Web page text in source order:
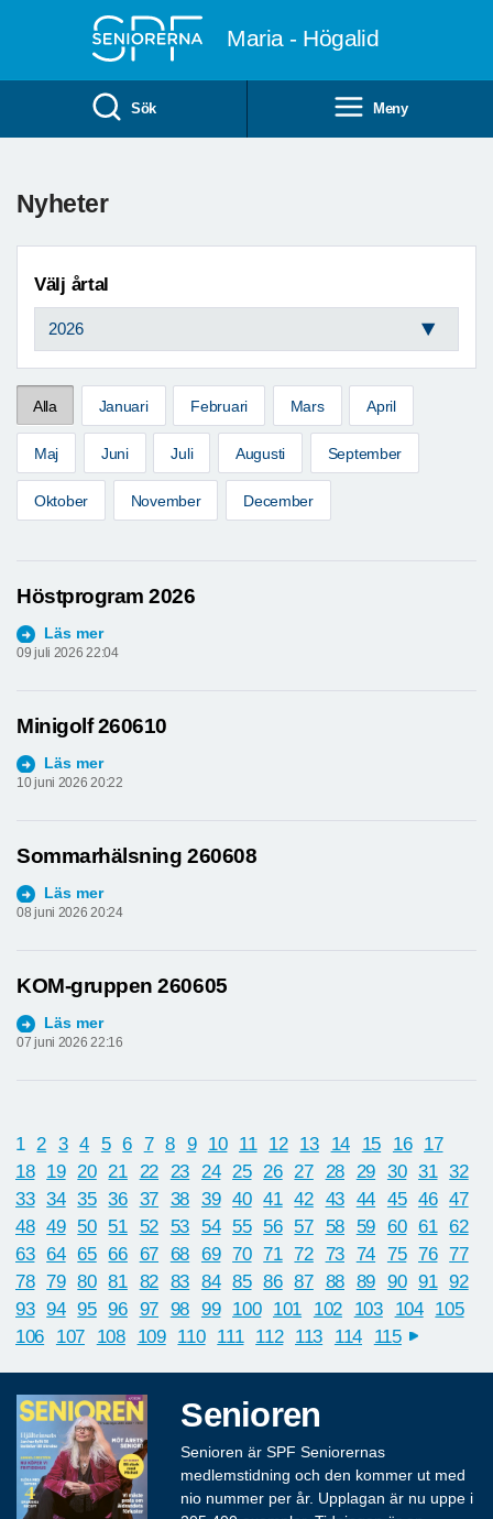
Maria - Högalid
Sök Meny
Nyheter
Välj årtal
Alla Januari Februari Mars April
Maj Juni Juli Augusti September
Oktober November December
Höstprogram 2026
Läs mer
09 juli 2026 22:04
Minigolf 260610
Läs mer
10 juni 2026 20:22
Sommarhälsning 260608
Läs mer
08 juni 2026 20:24
KOM-gruppen 260605
Läs mer
07 juni 2026 22:16
1 2 3 4 5 6 7 8 9 10 11 12 13 14 15 16
17
18
19 20 21 22 23 24 25 26 27 28 29 30 31 32
33 34 35 36 37 38 39 40 41 42 43 44 45 46 47
48 49 50 51 52 53 54 55 56 57 58 59 60 61 62
63 64 65 66 67 68 69 70 71 72 73 74 75 76 77
78 79 80 81 82 83 84 85 86 87 88 89 90 91 92
93 94 95 96 97 98 99 100 101 102 103 104 105
106
107 108 109 110 111 112 113 114 115 next
Senioren
Senioren är SPF Seniorernas
medlemstidning och den kommer ut med
nio nummer per år. Upplagan är nu uppe i